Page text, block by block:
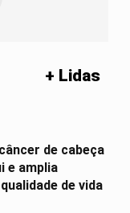
+ Lidas
de cabeça
e amplia
de vida